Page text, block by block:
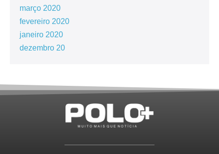
março 2020
fevereiro 2020
janeiro 2020
dezembro 20